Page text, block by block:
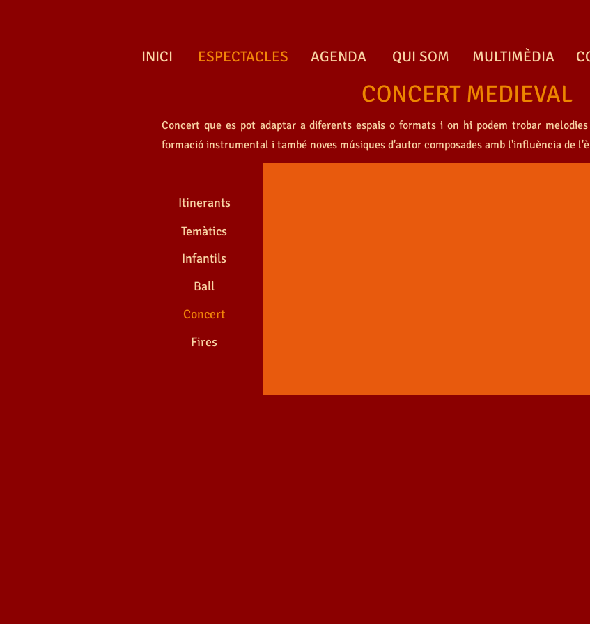
INICI ESPECTACLES AGENDA QUI SOM MULTIMÈDIA
CONCERT MEDIEVAL
Concert que es pot adaptar a diferents espais o formats i on hi podem trobar
formació instrumental i també noves músiques d'autor composades amb l'influència de
Itinerants
Temàtics
Infantils
Ball
Concert
Fires
CONCERT MEDIEVAL